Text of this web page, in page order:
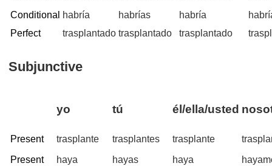
Conditional
Perfect
habría
trasplantado
habrías
trasplantado
habría
trasplantado
Subjunctive
yo tú él/ella/usted
Present trasplante trasplantes trasplante
Present
haya
hayas
haya